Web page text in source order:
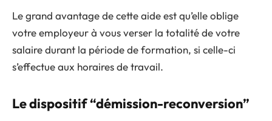
Le grand avantage de cette aide est qu’elle oblige
votre employeur à vous verser la totalité de votre
salaire durant la période de formation, si celle-ci
s’effectue aux horaires de travail.
Le dispositif “démission-reconversion”